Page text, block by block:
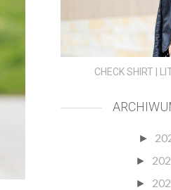
CHECK SHIRT |
►
►
►